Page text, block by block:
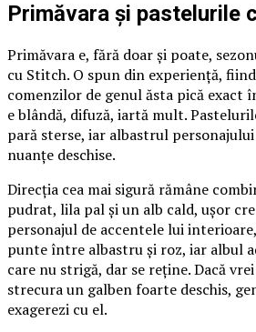
Primăvara și pastelurile
Primăvara e, fără doar și poate,
cu Stitch. O spun din experiență,
comenzilor de genul ăsta pică exact
e blândă, difuză, iartă mult.
pară sterse, iar albastrul personajului
nuanțe deschise.
Direcția cea mai sigură rămâne
pudrat, lila pal și un alb cald, ușor
personajul de accentele lui
punte între albastru și roz, iar albul
care nu strigă, dar se reține. Dacă
strecura un galben foarte deschis,
exagerezi cu el.